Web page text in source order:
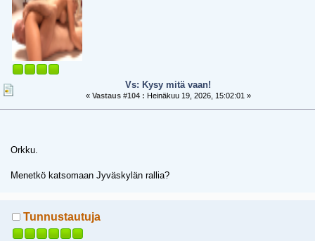
Vs: Kysy mitä vaan!
« Vastaus #104 : Heinäkuu 19, 2026, 15:02:01 »
Orkku.
Menetkö katsomaan Jyväskylän rallia?
Tunnustautuja